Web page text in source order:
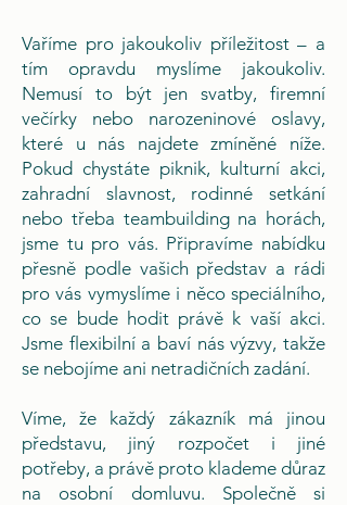
Vaříme pro jakoukoliv příležitost – a
tím opravdu myslíme jakoukoliv.
Nemusí to být jen svatby, firemní
večírky nebo narozeninové oslavy,
které u nás najdete zmíněné níže.
Pokud chystáte piknik, kulturní akci,
zahradní slavnost, rodinné setkání
nebo třeba teambuilding na horách,
jsme tu pro vás. Připravíme nabídku
přesně podle vašich představ a rádi
pro vás vymyslíme i něco speciálního,
co se bude hodit právě k vaší akci.
Jsme flexibilní a baví nás výzvy, takže
se nebojíme ani netradičních zadání.
Víme, že každý zákazník má jinou
představu, jiný rozpočet i jiné
potřeby, a právě proto klademe důraz
na osobní domluvu. Společně si